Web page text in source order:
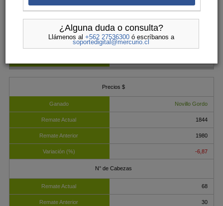
Novillo Gordo
1844
1980
-6,87
68
30
¿Alguna duda o consulta?
Llámenos al +562 27536300ó escríbanos a
soportedigital@mercurio.cl